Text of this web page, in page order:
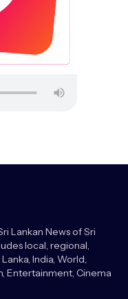
Lankan News of Sri
local, regional,
India, World,
Entertainment, Cinema